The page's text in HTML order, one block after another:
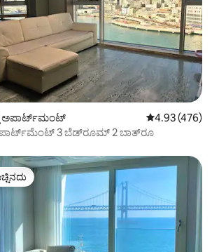
ಅಪಾರ್ಟ್‌ಮಂಟ್ 5 ರಲ್ಲಿ 4.93
4.93 (476)
3 ಬೆಡ್‌ರೂಮ್ 2 ಬಾತ್‌ರೂ